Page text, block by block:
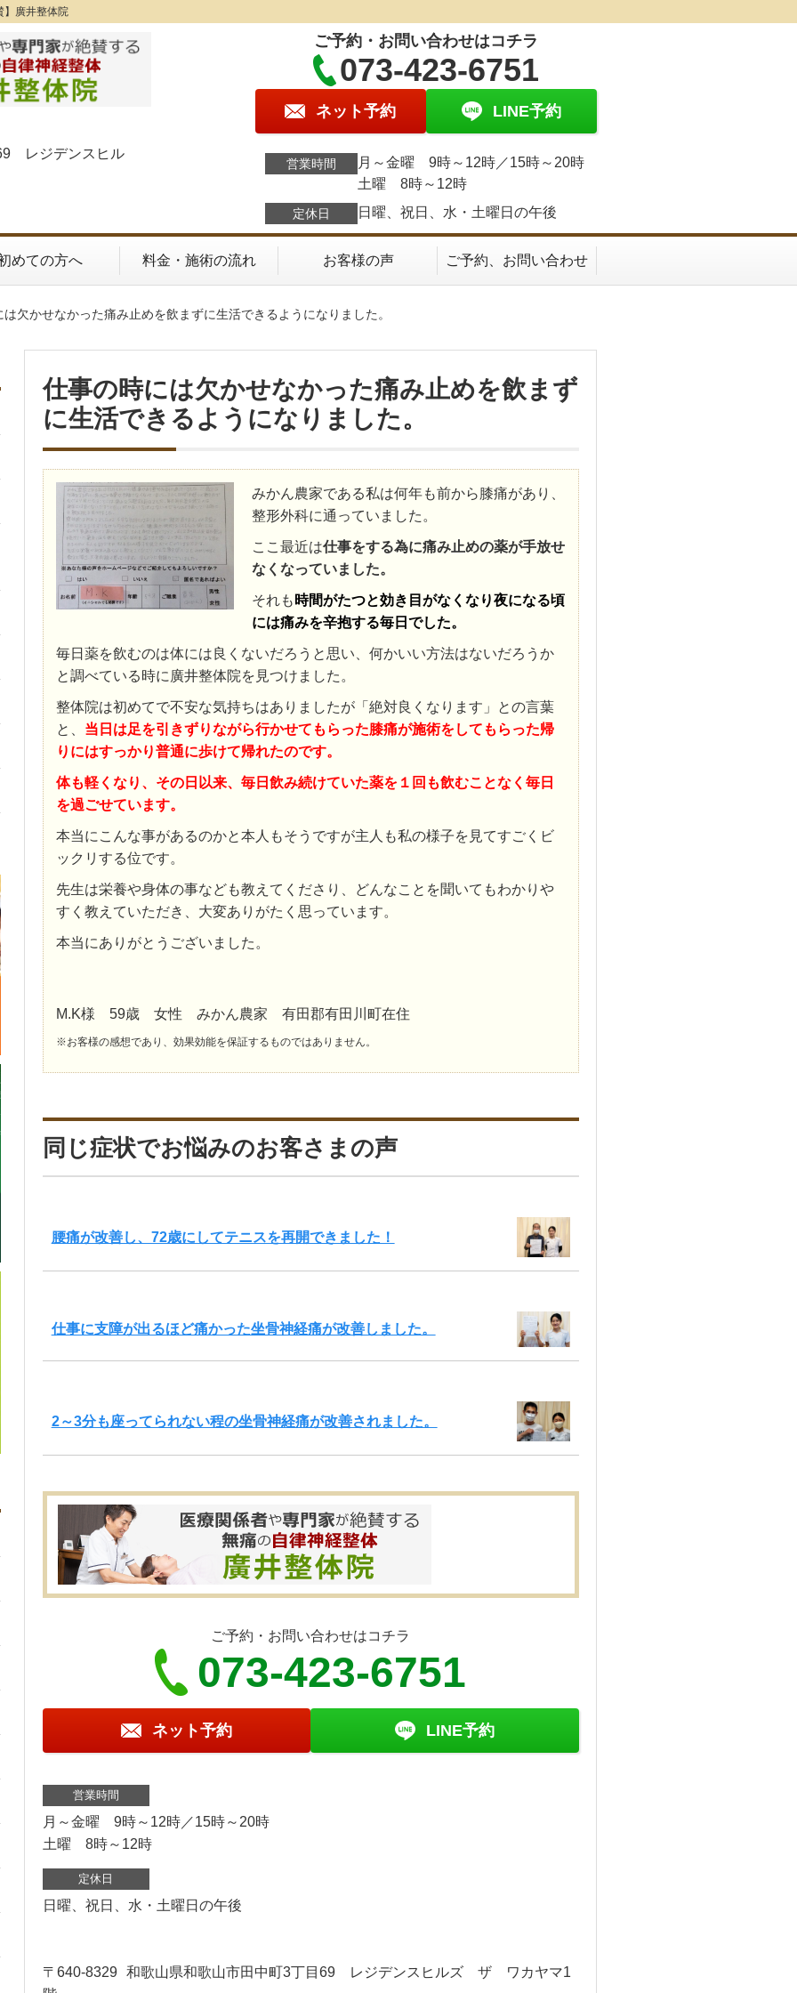
】廣井整体院
レジデンスヒル
ご予約・お問い合わせはコチラ
073-423-6751
ネット予約 LINE予約
営業時間
月～金曜 9時～12時／15時～20時
土曜 8時～12時
定休日 日曜、祝日、水・土曜日の午後
めての方へ 料金・施術の流れ お客様の声 ご予約、お問い合わせ
欠かせなかった痛み止めを飲まずに生活できるようになりました。
仕事の時には欠かせなかった痛み止めを飲まず
に生活できるようになりました。
みかん農家である私は何年も前から膝痛があり、
整形外科に通っていました。
ここ最近は仕事をする為に痛み止めの薬が手放せ
なくなっていました。
それも 時間がたつと効き目がなくなり夜になる頃
には痛みを辛抱する毎日でした。
毎日薬を飲むのは体には良くないだろうと思い、何かいい方法はないだろうか
と調べている時に廣井整体院を見つけました。
整体院は初めてで不安な気持ちはありましたが「絶対良くなります」との言葉
と、 当日は足を引きずりながら行かせてもらった膝痛が施術をしてもらった帰
りにはすっかり普通に歩けて帰れたのです。
体も軽くなり、その日以来、毎日飲み続けていた薬を１回も飲むことなく毎日
を過ごせています。
本当にこんな事があるのかと本人もそうですが主人も私の様子を見てすごくビ
ックリする位です。
先生は栄養や身体の事なども教えてくださり、どんなことを聞いてもわかりや
すく教えていただき、大変ありがたく思っています。
本当にありがとうございました。
M.K様 59歳 女性 みかん農家 有田郡有田川町在住
※お客様の感想であり、効果効能を保証するものではありません。
同じ症状でお悩みのお客さまの声
腰痛が改善し、72歳にしてテニスを再開できました！
仕事に支障が出るほど痛かった坐骨神経痛が改善しました。
2～3分も座ってられない程の坐骨神経痛が改善されました。
ご予約・お問い合わせはコチラ
073-423-6751
ネット予約 LINE予約
営業時間
月～金曜 9時～12時／15時～20時
土曜 8時～12時
定休日
日曜、祝日、水・土曜日の午後
〒640-8329
和歌山県和歌山市田中町3丁目69 レジデンスヒルズ ザ ワカヤマ1